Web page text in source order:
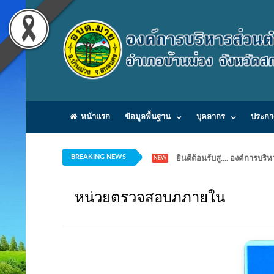
หน้าแรก ข้อมูลพื้นฐาน บุคลากร ประก
BREAKING NEWS NEW ยินดีต้อนรับสู่.... องค์การบริ
หน่วยตรวจสอบภภายใน